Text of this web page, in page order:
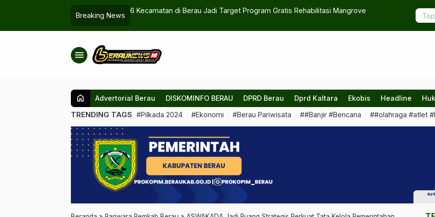
Breaking News
di Berau Jadi Target Program Gratis Rehabilitasi Mangrove
Tak Masuk Agenda Resmi 2026, Nasib Tradisi
menu
home Advertorial Berau DISKOMINFO BERAU DPRD Berau Dprd Kaltara Ekobis Headline
TRENDING TAGS #Pilkada 2024 #Ekonomi #Berau Pariwisata ##Banjir #Bencana ##olahraga #atlet